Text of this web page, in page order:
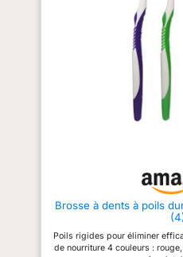
Brosse à dents à poils
Poils rigides pour éliminer
de nourriture 4 couleurs :